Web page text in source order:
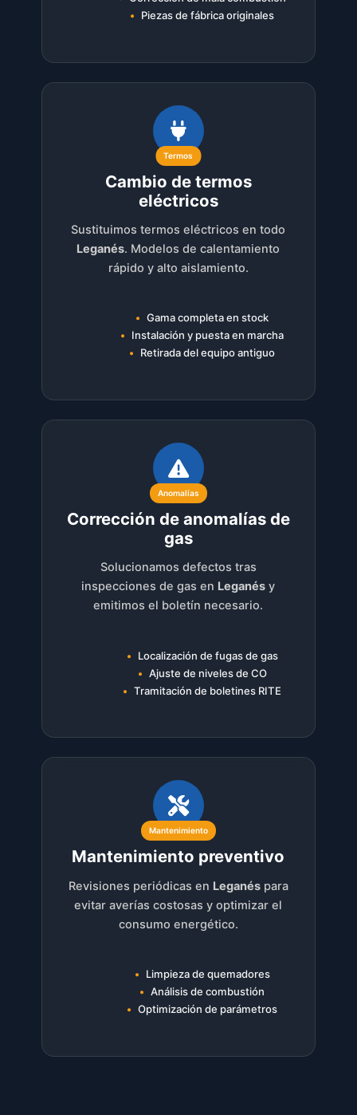
Piezas de fábrica originales
Termos
Cambio de termos
eléctricos
Sustituimos termos eléctricos en todo
Leganés. Modelos de calentamiento
rápido y alto aislamiento.
Gama completa en stock
Instalación y puesta en marcha
Retirada del equipo antiguo
Anomalías
Corrección de anomalías de
gas
Solucionamos defectos tras
inspecciones de gas en Leganés y
emitimos el boletín necesario.
Localización de fugas de gas
Ajuste de niveles de CO
Tramitación de boletines RITE
Mantenimiento
Mantenimiento preventivo
Revisiones periódicas en Leganéspara
evitar averías costosas y optimizar el
consumo energético.
Limpieza de quemadores
Análisis de combustión
Optimización de parámetros